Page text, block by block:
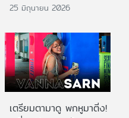
25 มิถุนายน 2026
เตรียมตามาดู พกหูมาติ่ง!